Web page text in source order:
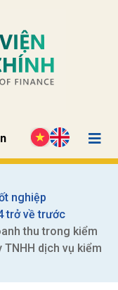
nghiệp
trở về trước
thu trong kiểm
dịch vụ kiểm